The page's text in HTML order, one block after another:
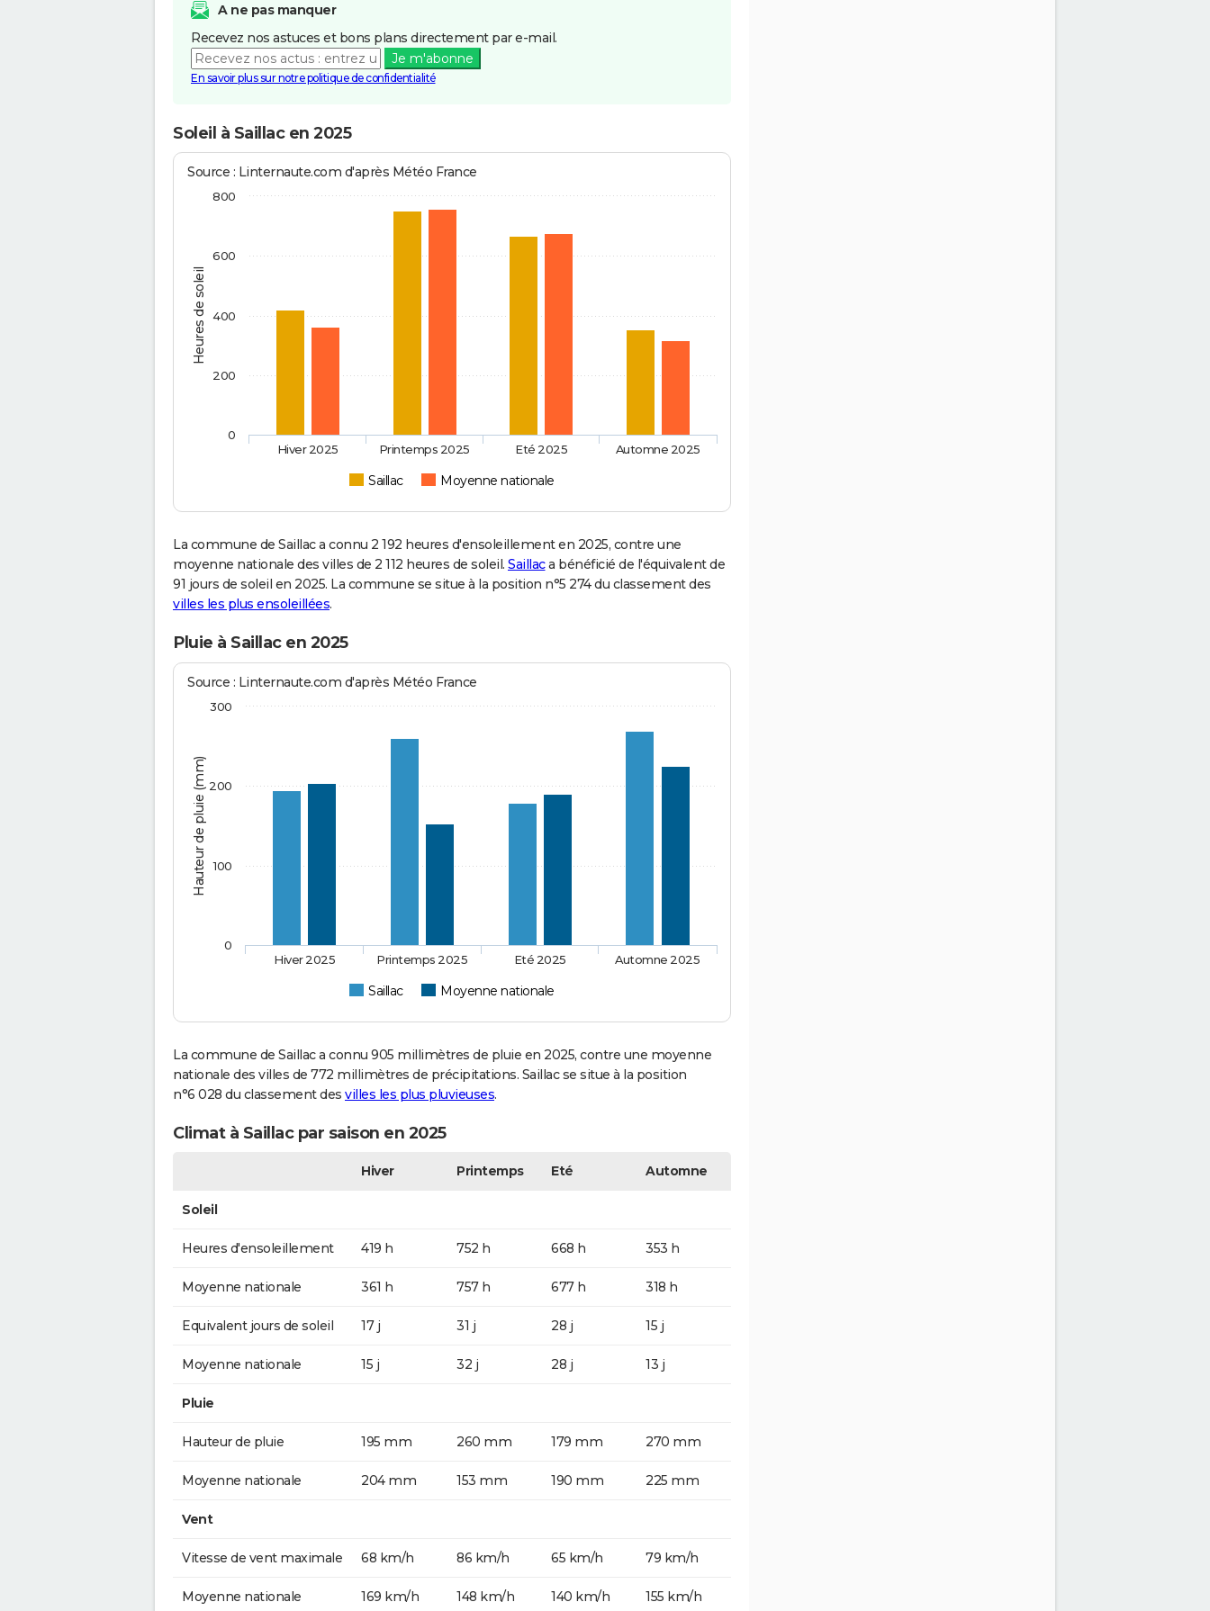
A ne pas manquer
Recevez nos astuces et bons plans directement par e-mail.
Je m'abonne
En savoir plus sur notre politique de confidentialité
Soleil à Saillac en 2025
Heures de soleil
Source : Linternaute.com d'après Météo France
Saillac Moyenne nationale
Hiver 2025 Printemps 2025 Eté 2025 Automne 2025
0
200
400
600
800
La commune de Saillac a connu 2 192 heures d'ensoleillement en 2025, contre une
moyenne nationale des villes de 2 112 heures de soleil. Saillaca bénéficié de l'équivalent de
91 jours de soleil en 2025. La commune se situe à la position n°5 274 du classement des
villes les plus ensoleillées.
Pluie à Saillac en 2025
Hauteur de pluie (mm)
Source : Linternaute.com d'après Météo France
Saillac Moyenne nationale
Hiver 2025 Printemps 2025 Eté 2025 Automne 2025
0
100
200
300
La commune de Saillac a connu 905 millimètres de pluie en 2025, contre une moyenne
nationale des villes de 772 millimètres de précipitations. Saillac se situe à la position
n°6 028 du classement des villes les plus pluvieuses.
Climat à Saillac par saison en 2025
Hiver Printemps Eté Automne
Soleil
Heures d'ensoleillement 419 h 752 h 668 h 353 h
Moyenne nationale 361 h 757 h 677 h 318 h
Equivalent jours de soleil 17 j 31 j 28 j 15 j
Moyenne nationale 15 j 32 j 28 j 13 j
Pluie
Hauteur de pluie 195 mm 260 mm 179 mm 270 mm
Moyenne nationale 204 mm 153 mm 190 mm 225 mm
Vent
Vitesse de vent maximale 68 km/h 86 km/h 65 km/h 79 km/h
Moyenne nationale 169 km/h 148 km/h 140 km/h 155 km/h